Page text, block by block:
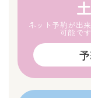
ネット予約が出
可能で